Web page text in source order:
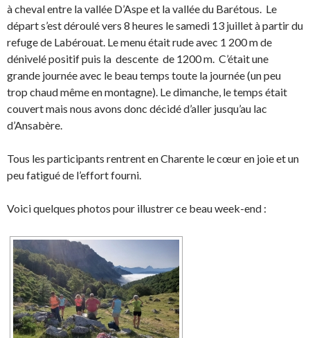
à cheval entre la vallée D’Aspe et la vallée du Barétous. Le
départ s’est déroulé vers 8 heures le samedi 13 juillet à partir du
refuge de Labérouat. Le menu était rude avec 1 200 m de
dénivelé positif puis la descente de 1200 m. C’était une
grande journée avec le beau temps toute la journée (un peu
trop chaud même en montagne). Le dimanche, le temps était
couvert mais nous avons donc décidé d’aller jusqu’au lac
d’Ansabère.
Tous les participants rentrent en Charente le cœur en joie et un
peu fatigué de l’effort fourni.
Voici quelques photos pour illustrer ce beau week-end :